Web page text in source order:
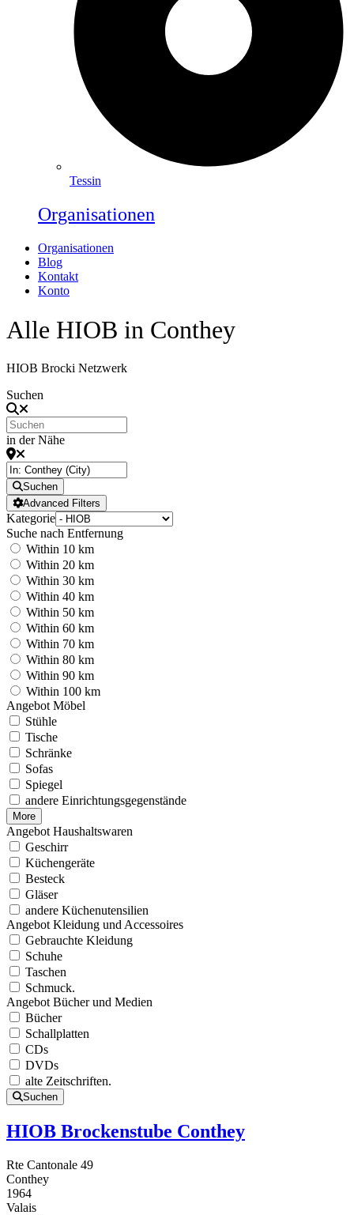
Tessin
Organisationen
Organisationen
Blog
Kontakt
Konto
Alle HIOB in Conthey
HIOB Brocki Netzwerk
Suchen
in der Nähe
Suchen
Advanced Filters
Kategorie
Suche nach Entfernung
Within 10 km
Within 20 km
Within 30 km
Within 40 km
Within 50 km
Within 60 km
Within 70 km
Within 80 km
Within 90 km
Within 100 km
Angebot Möbel
Stühle
Tische
Schränke
Sofas
Spiegel
andere Einrichtungsgegenstände
More
Angebot Haushaltswaren
Geschirr
Küchengeräte
Besteck
Gläser
andere Küchenutensilien
Angebot Kleidung und Accessoires
Gebrauchte Kleidung
Schuhe
Taschen
Schmuck.
Angebot Bücher und Medien
Bücher
Schallplatten
CDs
DVDs
alte Zeitschriften.
Suchen
HIOB Brockenstube Conthey
Rte Cantonale 49
Conthey
1964
Valais